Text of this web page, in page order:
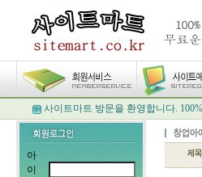
사이트마트 방문을 환영합니다.
아
이